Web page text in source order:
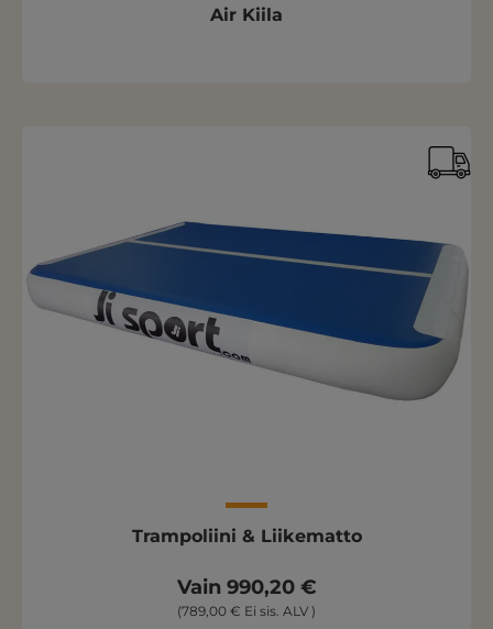
Air Kiila
Trampoliini & Liikematto
Vain 990,20 €
(789,00 € Ei sis. ALV )